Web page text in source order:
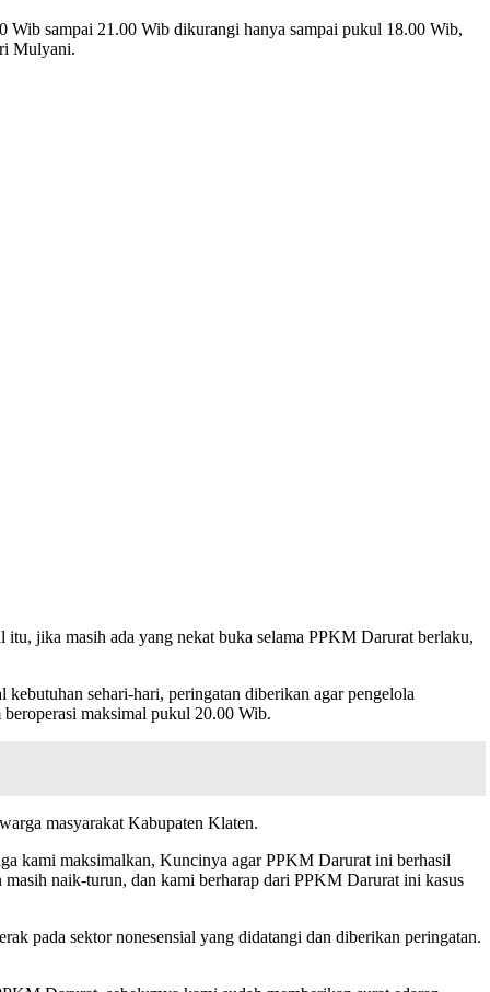
Wib sampai 21.00 Wib dikurangi hanya sampai pukul 18.00 Wib,
Mulyani.
itu, jika masih ada yang nekat buka selama PPKM Darurat berlaku,
sehari-hari, peringatan diberikan agar pengelola
maksimal pukul 20.00 Wib.
masyarakat Kabupaten Klaten.
kami maksimalkan, Kuncinya agar PPKM Darurat ini berhasil
naik-turun, dan kami berharap dari PPKM Darurat ini kasus
pada sektor nonesensial yang didatangi dan diberikan peringatan.